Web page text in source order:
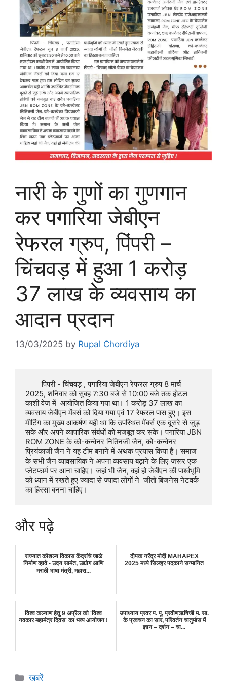
नारी के गुणों का गुणगान
कर पगारिया जेबीएन
रेफरल ग्रुप, पिंपरी –
चिंचवड़ में हुआ 1 करोड़
37 लाख के व्यवसाय का
आदान प्रदान
13/03/2025 by Rupal Chordiya
	पिंपरी - चिंचवड़ , पगारिया जेबीएन रेफरल ग्रुप 8 मार्च
2025, शनिवार को सुबह 7:30 बजे से 10:00 बजे तक होटल
काशी वेज में  आयोजित किया गया था। 1 करोड़ 37 लाख का
व्यवसाय जेबीएन मेंबर्स को दिया गया एवं 17 रेफरल पास हुए। इस
मीटिंग का मुख्य आकर्षण यही था कि उपस्थित मेंबर्स एक दूसरे से जुड़
सके और अपने व्यापारिक संबंधों को मजबूत कर सके। पगारिया JBN
ROM ZONE के को-कन्वेनर नितिनजी जैन, को-कन्वेनर
प्रियंकाजी जैन ने यह टीम बनाने में अथक प्रयास किया है। समाज
के सभी जैन व्यावसायिक ने अपना व्यवसाय बढ़ाने के लिए जरूर एक
प्लेटफार्म पर आना चाहिए। जहां भी जैन, वहां हो जेबीएन की पार्श्वभूमि
को ध्यान में रखते हुए ज्यादा से ज्यादा लोगों ने  जीतो बिजनेस नेटवर्क
का हिस्सा बनना चाहिए।
और पढ़े
राज्यात कौशल्य विकास केंद्रांचे जाळे
निर्माण व्हावे - उदय सामंत, उद्योग आणि
मराठी भाषा मंत्री, महारा...
दीपक नरेंद्र मोदी MAHAPEX
2025 मध्ये सिल्व्हर पदकाने सन्मानित
विश्व कल्याण हेतु 9 अप्रैल को 'विश्व
नवकार महामंत्र दिवस' का भव्य आयोजन !
उपाध्याय प्रवर प. पू. प्रवीणऋषिजी म. सा.
के प्रवचन का सार, परिवर्तन चातुर्मास में
ज्ञान – दर्शन – चा...
Categories
खबरें